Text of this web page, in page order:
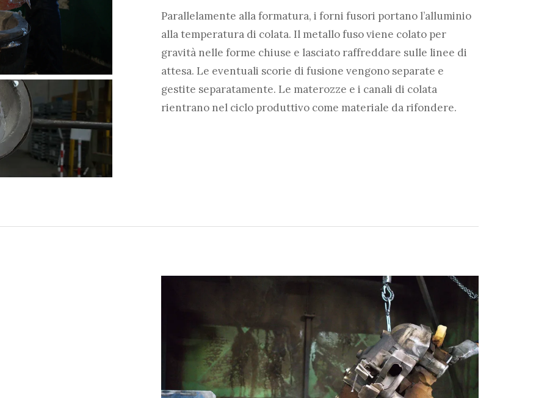
Parallelamente alla formatura, i forni fusori portano l’alluminio
alla temperatura di colata. Il metallo fuso viene colato per
gravità nelle forme chiuse e lasciato raffreddare sulle linee di
attesa. Le eventuali scorie di fusione vengono separate e
gestite separatamente. Le materozze e i canali di colata
rientrano nel ciclo produttivo come materiale da rifondere.